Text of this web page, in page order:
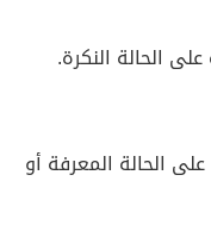
الحالة النكرة.
الحالة المعرفة أو